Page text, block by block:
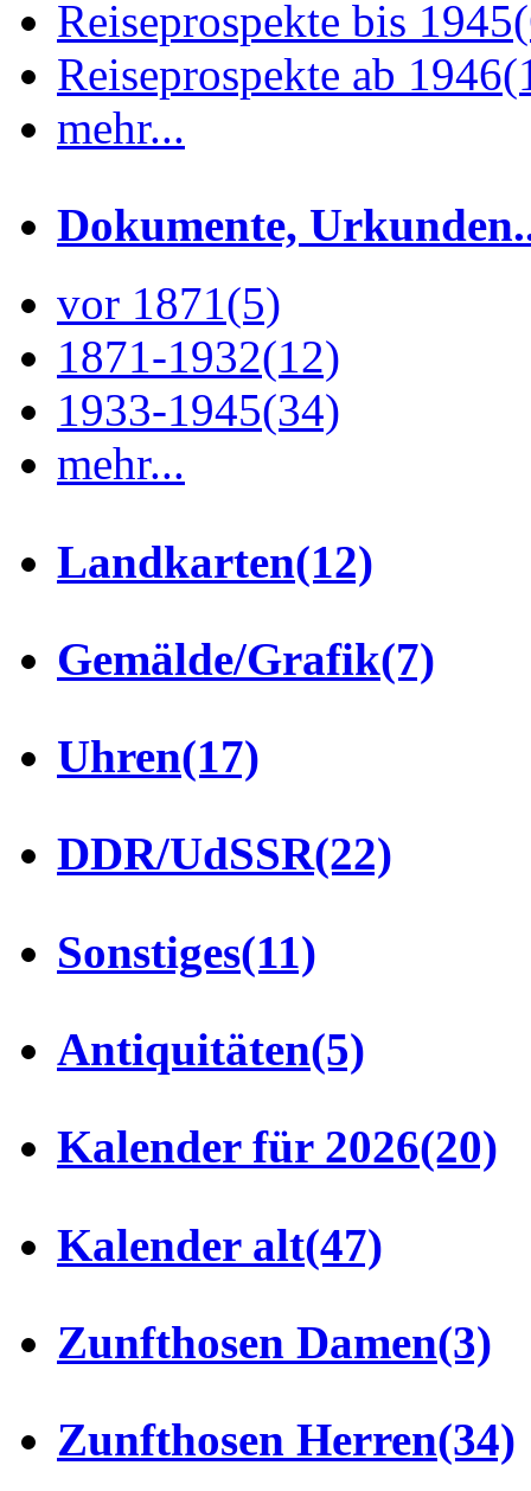
Reiseprospekte bis 1945
Reiseprospekte ab 1946
mehr...
Dokumente,
vor 1871(5)
1871-1932(12)
1933-1945(34)
mehr...
Landkarten(12)
Gemälde/Grafik(7)
Uhren(17)
DDR/UdSSR(22)
Sonstiges(11)
Antiquitäten(5)
Kalender für 2026(20)
Kalender alt(47)
Zunfthosen Damen(3)
Zunfthosen Herren(34)